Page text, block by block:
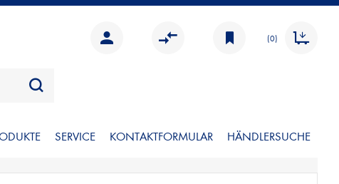
(0)
SERVICE KONTAKTFORMULAR HÄNDLERSUCHE